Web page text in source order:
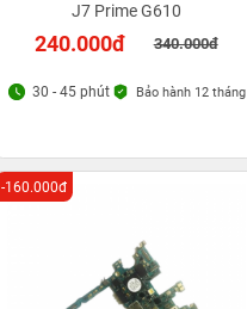
J7 Prime G610
240.000đ 340.000đ
30 - 45 phút Bảo hành 12 tháng
-160.000đ